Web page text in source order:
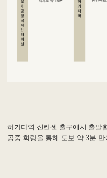
하카타역 신칸센 출구에서 출발
공중 회랑을 통해 도보 약 3분